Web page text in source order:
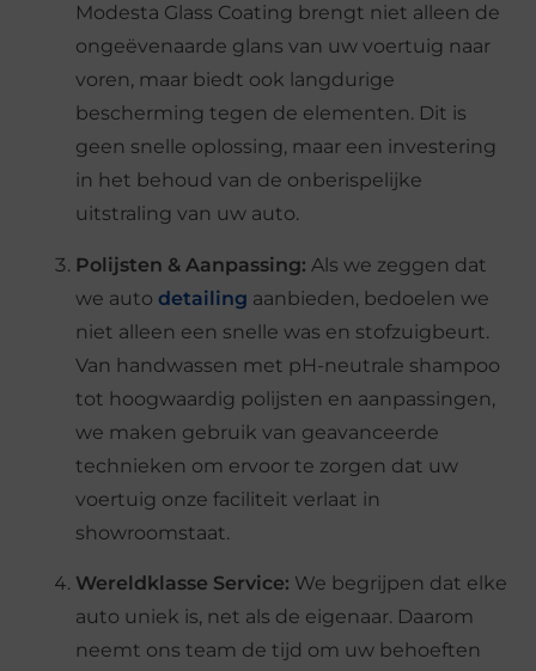
Modesta Glass Coating brengt niet alleen de
ongeëvenaarde glans van uw voertuig naar
voren, maar biedt ook langdurige
bescherming tegen de elementen. Dit is
geen snelle oplossing, maar een investering
in het behoud van de onberispelijke
uitstraling van uw auto.
Polijsten & Aanpassing: Als we zeggen dat
we autodetailing aanbieden, bedoelen we
niet alleen een snelle was en stofzuigbeurt.
Van handwassen met pH-neutrale shampoo
tot hoogwaardig polijsten en aanpassingen,
we maken gebruik van geavanceerde
technieken om ervoor te zorgen dat uw
voertuig onze faciliteit verlaat in
showroomstaat.
Wereldklasse Service: We begrijpen dat elke
auto uniek is, net als de eigenaar. Daarom
neemt ons team de tijd om uw behoeften